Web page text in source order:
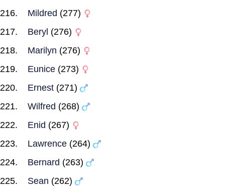
Mildred (277)
Beryl (276)
Marilyn (276)
Eunice (273)
Ernest (271)
Wilfred (268)
Enid (267)
Lawrence (264)
Bernard (263)
Sean (262)